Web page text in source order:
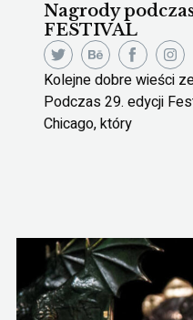
Nagrody
FESTIVAL
Kolejne dobre wieści
Podczas 29. edycji
Chicago, który